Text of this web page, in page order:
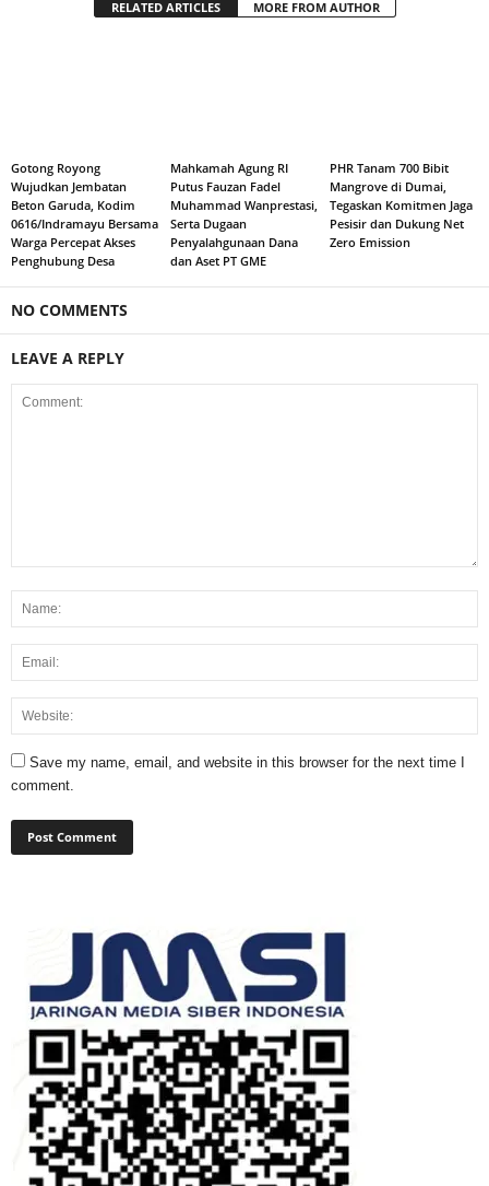
RELATED ARTICLES MORE FROM AUTHOR
Gotong Royong
Wujudkan Jembatan
Beton Garuda, Kodim
0616/Indramayu Bersama
Warga Percepat Akses
Penghubung Desa
Mahkamah Agung RI
Putus Fauzan Fadel
Muhammad Wanprestasi,
Serta Dugaan
Penyalahgunaan Dana
dan Aset PT GME
PHR Tanam 700 Bibit
Mangrove di Dumai,
Tegaskan Komitmen Jaga
Pesisir dan Dukung Net
Zero Emission
NO COMMENTS
LEAVE A REPLY
Save my name, email, and website in this browser for the next time I
comment.